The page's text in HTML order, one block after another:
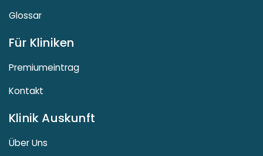
Glossar
Für Kliniken
Premiumeintrag
Kontakt
Klinik Auskunft
Über Uns